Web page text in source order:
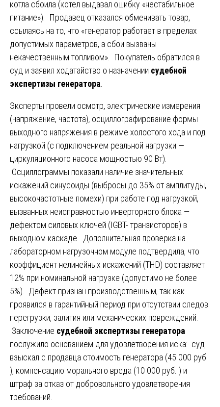
котла сбоила (котел выдавал ошибку «нестабильное
питание»). Продавец отказался обменивать товар,
ссылаясь на то, что «генератор работает в пределах
допустимых параметров, а сбои вызваны
некачественным топливом». Покупатель обратился в
суд и заявил ходатайство о назначении судебной
экспертизы генератора
Эксперты провели осмотр, электрические измерения
(напряжение, частота), осциллографирование формы
выходного напряжения в режиме холостого хода и под
нагрузкой (с подключением реальной нагрузки —
циркуляционного насоса мощностью 90 Вт).
Осциллограммы показали наличие значительных
искажений синусоиды (выбросы до 35% от амплитуды,
высокочастотные помехи) при работе под нагрузкой,
вызванных неисправностью инверторного блока —
дефектом силовых ключей (IGBT- транзисторов) в
выходном каскаде. Дополнительная проверка на
лабораторном нагрузочном модуле подтвердила, что
коэффициент нелинейных искажений (THD) составляет
12% при номинальной нагрузке (допустимо не более
5%). Дефект признан производственным, так как
проявился в гарантийный период при отсутствии следов
перегрузки, залития или механических повреждений.
Заключение судебной экспертизы генератора
послужило основанием для удовлетворения иска: суд
взыскал с продавца стоимость генератора (45 000 руб.
), компенсацию морального вреда (10 000 руб. ) и
штраф за отказ от добровольного удовлетворения
требований.